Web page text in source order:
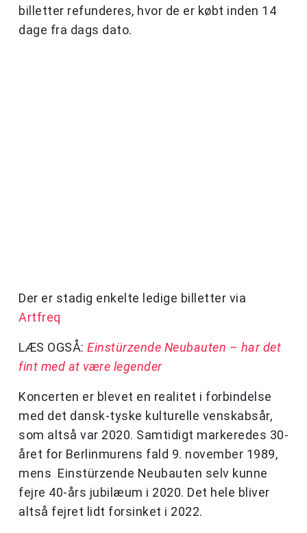
billetter refunderes, hvor de er købt inden 14
dage fra dags dato.
Der er stadig enkelte ledige billetter via
Artfreq
LÆS OGSÅ: Einstürzende Neubauten – har det
fint med at være legender
Koncerten er blevet en realitet i forbindelse
med det dansk-tyske kulturelle venskabsår,
som altså var 2020. Samtidigt markeredes 30-
året for Berlinmurens fald 9. november 1989,
mens Einstürzende Neubauten selv kunne
fejre 40-års jubilæum i 2020. Det hele bliver
altså fejret lidt forsinket i 2022.